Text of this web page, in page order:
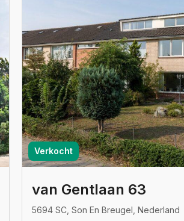
Verkocht
van Gentlaan 63
5694 SC, Son En Breugel, Nederland